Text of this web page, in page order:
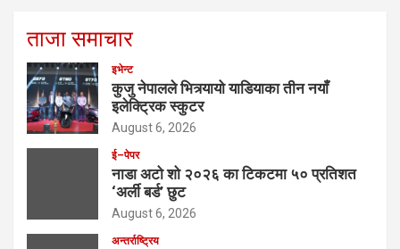
ताजा समाचार
इभेन्ट
कुजु नेपालले भित्र्यायो याडियाका तीन नयाँ
इलेक्ट्रिक स्कुटर
August 6, 2026
ई–पेपर
नाडा अटो शो २०२६ का टिकटमा ५० प्रतिशत
‘अर्ली बर्ड’ छुट
August 6, 2026
अन्तर्राष्ट्रिय